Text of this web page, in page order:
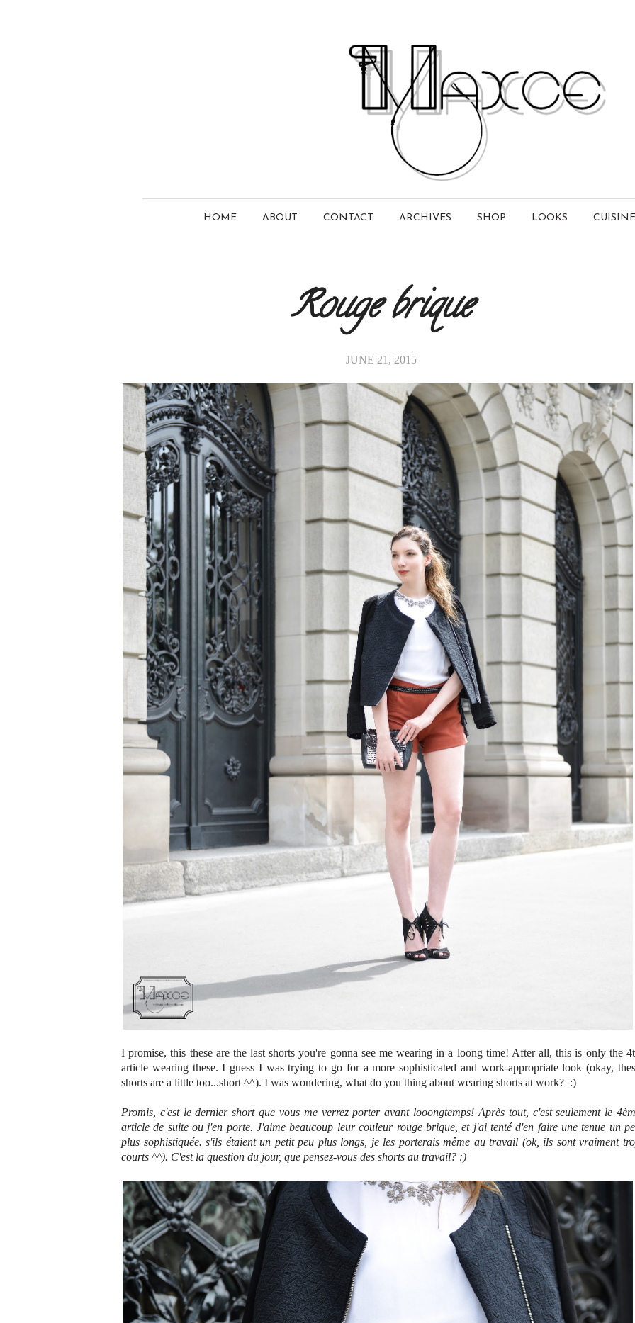
HOME ABOUT CONTACT ARCHIVES SHOP LOOKS CUISINE
Rouge brique
JUNE 21, 2015
I promise, this these are the last shorts you're gonna see me wearing in a loong time! After all, this is only the
article wearing these. I guess I was trying to go for a more sophisticated and work-appropriate look (okay,
shorts are a little too...short ^^). I was wondering, what do you thing about wearing shorts at work? :)
Promis, c'est le dernier short que vous me verrez porter avant looongtemps! Après tout, c'est seulement le
article de suite ou j'en porte. J'aime beaucoup leur couleur rouge brique, et j'ai tenté d'en faire une tenue un
plus sophistiquée. s'ils étaient un petit peu plus longs, je les porterais même au travail (ok, ils sont vraiment
courts ^^). C'est la question du jour, que pensez-vous des shorts au travail? :)